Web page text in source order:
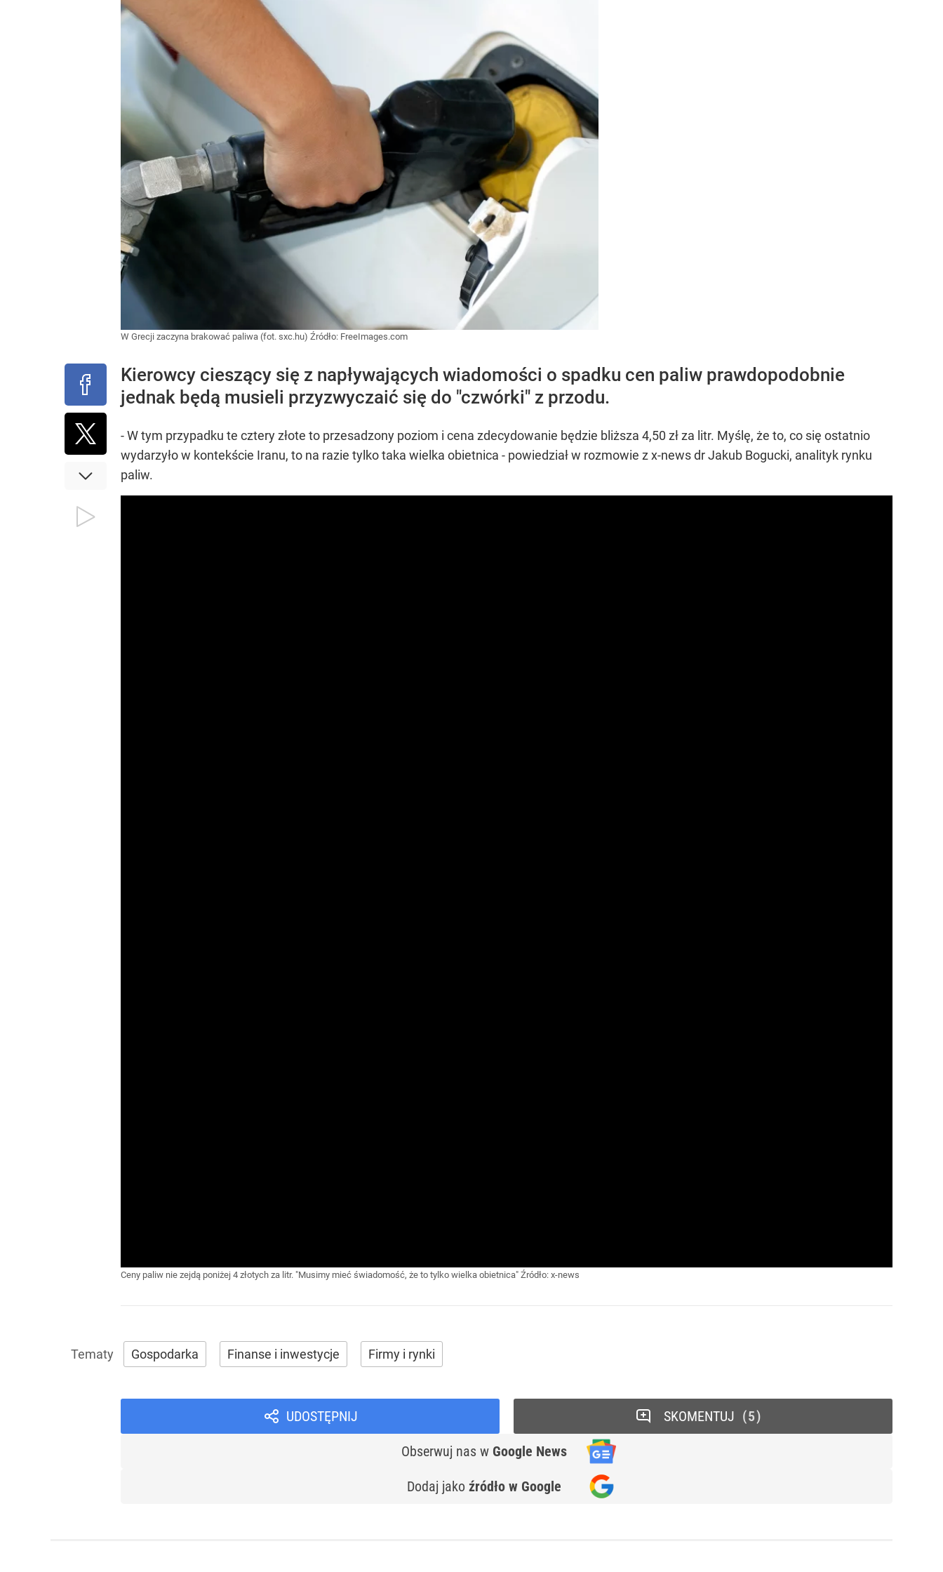
W Grecji zaczyna brakować paliwa (fot. sxc.hu) Źródło: FreeImages.com
Kierowcy cieszący się z napływających wiadomości o spadku cen paliw prawdopodobnie
jednak będą musieli przyzwyczaić się do "czwórki" z przodu.
- W tym przypadku te cztery złote to przesadzony poziom i cena zdecydowanie będzie bliższa 4,50 zł za litr. Myślę, że to, co się ostatnio
wydarzyło w kontekście Iranu, to na razie tylko taka wielka obietnica - powiedział w rozmowie z x-news dr Jakub Bogucki, analityk rynku
paliw.
Ceny paliw nie zejdą poniżej 4 złotych za litr. "Musimy mieć świadomość, że to tylko wielka obietnica" Źródło: x-news
Gospodarka Finanse i inwestycje Firmy i rynki
UDOSTĘPNIJ
Obserwuj nas w Google News
Dodaj jako źródło w Google
SKOMENTUJ 5